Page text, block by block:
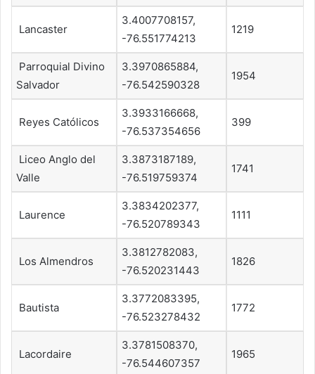
Lancaster
3.4007708157,
-76.551774213
1219
Parroquial Divino
Salvador
3.3970865884,
-76.542590328
1954
Reyes Católicos
3.3933166668,
-76.537354656
399
Liceo Anglo del
Valle
3.3873187189,
-76.519759374
1741
Laurence
3.3834202377,
-76.520789343
1111
Los Almendros
3.3812782083,
-76.520231443
1826
Bautista
3.3772083395,
-76.523278432
1772
Lacordaire
3.3781508370,
-76.544607357
1965